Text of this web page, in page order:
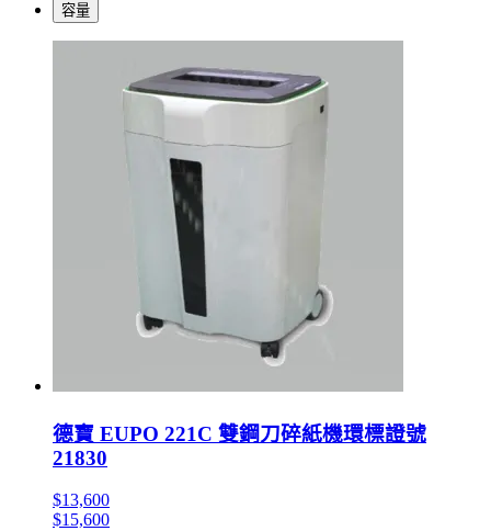
容量
德寶 EUPO 221C 雙鋼刀碎紙機環標證號
21830
$13,600
$15,600